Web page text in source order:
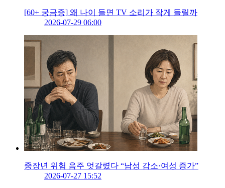
[60+ 궁금증] 왜 나이 들면 TV 소리가 작게 들릴까
2026-07-29 06:00
중장년 위험 음주 엇갈렸다 “남성 감소·여성 증가”
2026-07-27 15:52